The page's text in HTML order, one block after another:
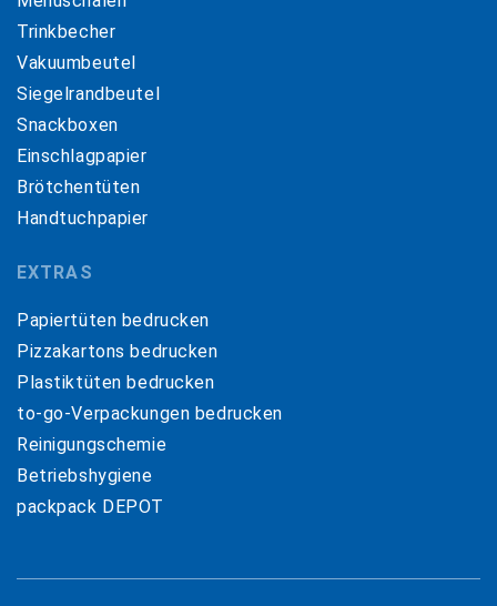
Trinkbecher
Vakuumbeutel
Siegelrandbeutel
Snackboxen
Einschlagpapier
Brötchentüten
Handtuchpapier
EXTRAS
Papiertüten bedrucken
Pizzakartons bedrucken
Plastiktüten bedrucken
to-go-Verpackungen bedrucken
Reinigungschemie
Betriebshygiene
packpack DEPOT